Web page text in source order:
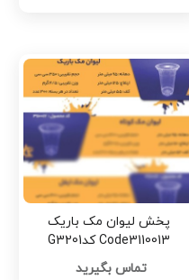
پخش لیوان مک باریک
Code3110013 کدG3201
تماس بگیرید